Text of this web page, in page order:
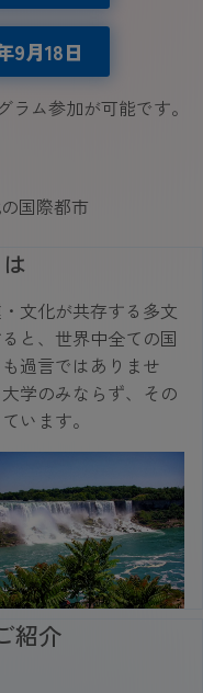
9月18日
ム参加が可能です。
国際都市
文化が共存する多文
と、世界中全ての国
過言ではありませ
学のみならず、その
います。
紹介